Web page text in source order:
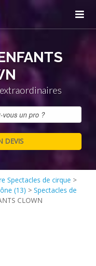
Spectacles de cirque >
(13) > Spectacles de
CLOWN